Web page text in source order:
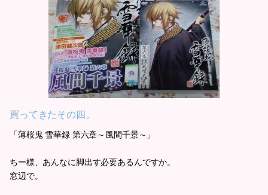
買ってきたその四。
「薄桜鬼 雪華録 第六章～風間千景～」
ちー様、あんなに脚出す必要あるんですか。
窓辺で。